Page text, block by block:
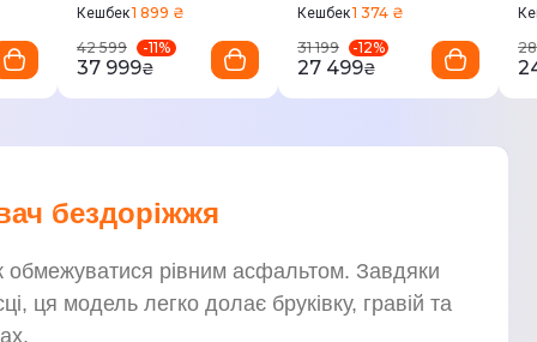
Кешбек1 899 ₴
42 599
-11%
37 999₴
Кешбек1 374 ₴
31 199
-12%
27 499₴
бездоріжжя
рівним асфальтом. Завдяки
ця модель легко долає бруківку, гравій та